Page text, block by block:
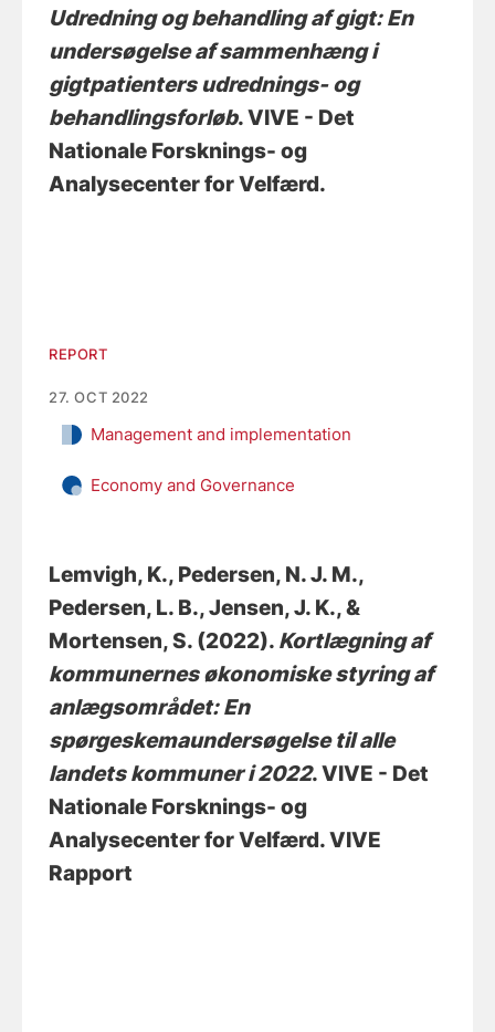
Udredning og behandling af gigt: En
undersøgelse af sammenhæng i
gigtpatienters udrednings- og
behandlingsforløb. VIVE - Det
Nationale Forsknings- og
Analysecenter for Velfærd.
REPORT
27. OCT 2022
Management and implementation
Economy and Governance
Lemvigh, K., Pedersen, N. J. M.,
Pedersen, L. B., Jensen, J. K., &
Mortensen, S. (2022). Kortlægning af
kommunernes økonomiske styring af
anlægsområdet: En
spørgeskemaundersøgelse til alle
landets kommuner i 2022. VIVE - Det
Nationale Forsknings- og
Analysecenter for Velfærd. VIVE
Rapport